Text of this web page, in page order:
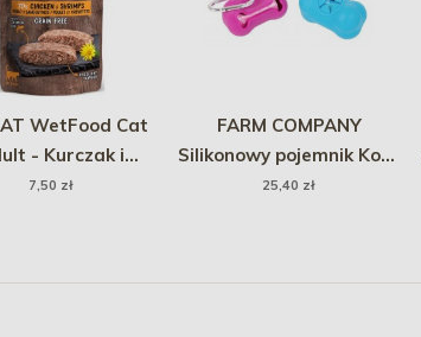
WetFood Cat
- Kurczak i
w Rosole 85g
7,50 zł
FARM COMPANY
Silikonowy pojemnik Kość
na woreczki na psie
25,40 zł